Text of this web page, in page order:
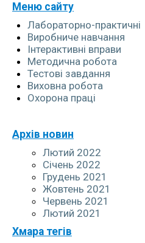
Меню сайту
Лабораторно-практичні
Виробниче навчання
Інтерактивні вправи
Методична робота
Тестові завдання
Виховна робота
Охорона праці
Архів новин
Лютий 2022
Січень 2022
Грудень 2021
Жовтень 2021
Червень 2021
Лютий 2021
Хмара тегів